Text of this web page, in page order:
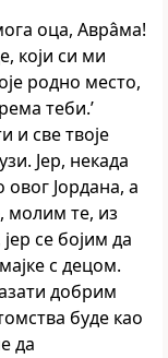
оца, Авра̂ма!
који си ми
родно место,
теби.’
и све твоје
Јер, некада
Јордана, а
молим те, из
се бојим да
с децом.
добрим
буде као
да